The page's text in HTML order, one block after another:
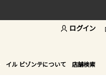
ログイン
イル ビゾンテについて 店舗検索